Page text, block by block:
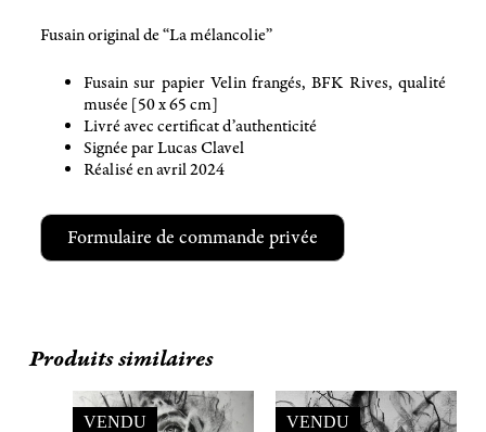
Fusain original de “La mélancolie”
Fusain sur papier Velin frangés, BFK Rives, qualité
musée [50 x 65 cm]
Livré avec certificat d’authenticité
Signée par Lucas Clavel
Réalisé en avril 2024
Formulaire de commande privée
Produits similaires
VENDU VENDU